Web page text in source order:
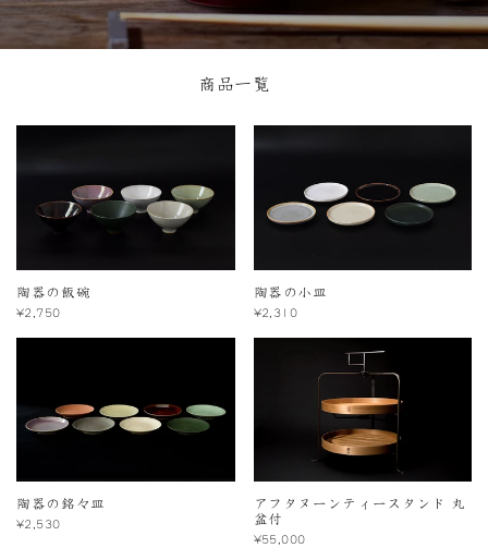
商品一覧
陶器の飯碗
¥2,750
陶器の小皿
¥2,310
陶器の銘々皿
¥2,530
アフタヌーンティースタンド 丸
盆付
¥55,000